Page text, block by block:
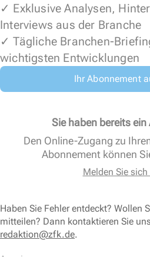
✓ Exklusive Analysen,
Interviews aus der Branche
✓ Tägliche Branchen-
wichtigsten Entwicklungen
Ihr Abonnement
Sie haben bereits
Den Online-Zugang zu
Abonnement können
Melden Sie sich
Haben Sie Fehler entdeckt? Wollen
mitteilen? Dann kontaktieren Sie
redaktion@zfk.de.